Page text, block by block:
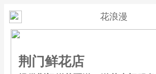
花浪漫
荆门鲜花店